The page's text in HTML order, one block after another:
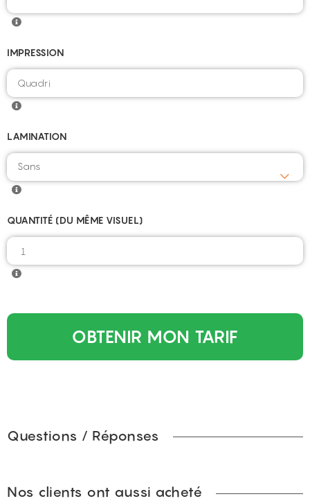
IMPRESSION
LAMINATION
Sans
QUANTITÉ (DU MÊME VISUEL)
OBTENIR MON TARIF
Questions / Réponses
Nos clients ont aussi acheté